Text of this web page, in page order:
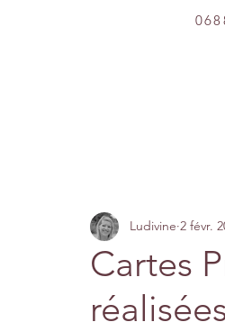
Cartes
Ludivine 2 févr.